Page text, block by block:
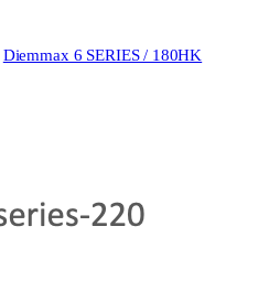
Diemmax 6 SERIES / 180HK